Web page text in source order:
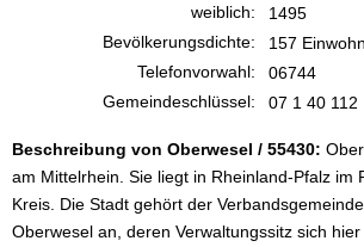
weiblich:
1495
Bevölkerungsdichte:
157
Telefonvorwahl:
06744
Gemeindeschlüssel:
07 1 40 112
Beschreibung von Oberwesel / 55430:
am Mittelrhein. Sie liegt in Rheinland-Pfalz im
Kreis. Die Stadt gehört der
Oberwesel an, deren Verwaltungssitz sich